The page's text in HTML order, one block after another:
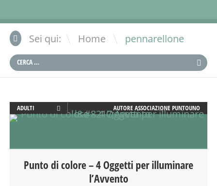
Sei qui: Home \ pennarellone
ADULTI
ATTIVITÀ
GENITORE
AUTORE ASSOCIAZIONE PUNTOUNO
Punto di colore – 4 Oggetti per illuminare
l’Avvento